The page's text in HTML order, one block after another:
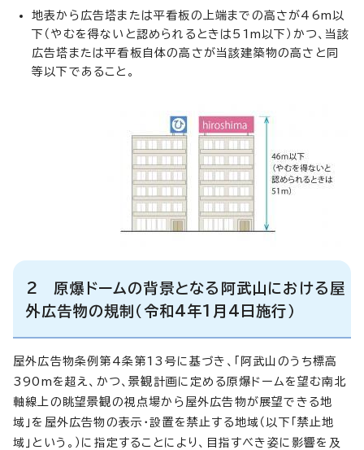
地表から広告塔または平看板の上端までの高さが46m以
下（やむを得ないと認められるときは51m以下）かつ、当該
広告塔または平看板自体の高さが当該建築物の高さと同
等以下であること。
2 原爆ドームの背景となる阿武山における屋
外広告物の規制（令和4年1月4日施行）
屋外広告物条例第4条第13号に基づき、「阿武山のうち標高
390mを超え、かつ、景観計画に定める原爆ドームを望む南北
軸線上の眺望景観の視点場から屋外広告物が展望できる地
域」を屋外広告物の表示・設置を禁止する地域（以下「禁止地
域」という。）に指定することにより、目指すべき姿に影響を及